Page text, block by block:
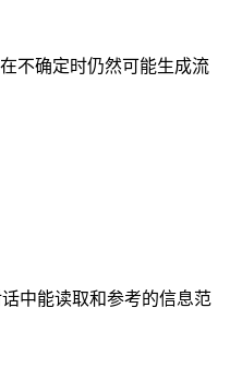
不确定时仍然可能生成流
中能读取和参考的信息范